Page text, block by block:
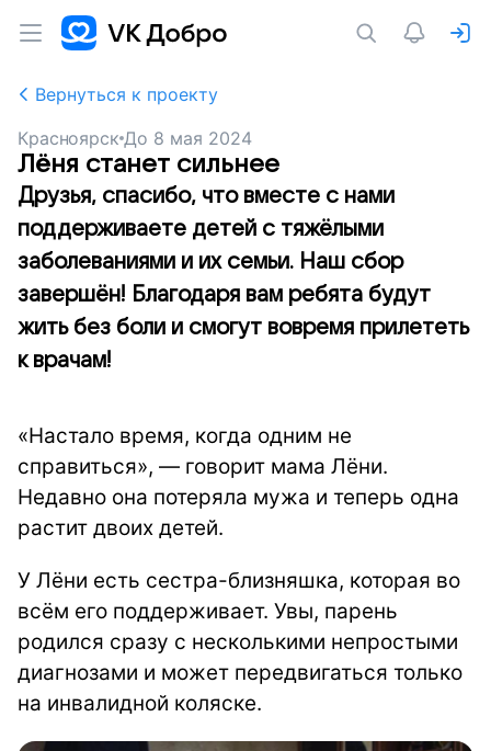
Вернуться к проекту
Красноярск До 8 мая 2024
Лёня станет сильнее
Друзья, спасибо, что вместе с нами
поддерживаете детей с тяжёлыми
заболеваниями и их семьи. Наш сбор
завершён! Благодаря вам ребята будут
жить без боли и смогут вовремя прилететь
к врачам!
«Настало время, когда одним не
справиться», — говорит мама Лёни.
Недавно она потеряла мужа и теперь одна
растит двоих детей.
У Лёни есть сестра-близняшка, которая во
всём его поддерживает. Увы, парень
родился сразу с несколькими непростыми
диагнозами и может передвигаться только
на инвалидной коляске.